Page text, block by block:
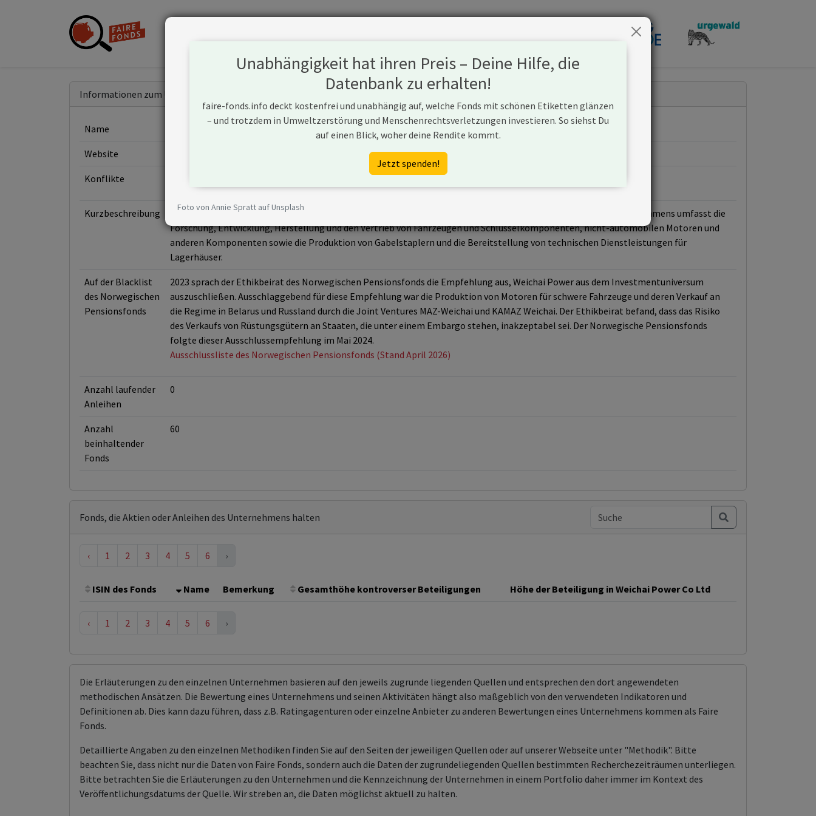
Informationen zum Unternehmen
Name
Website
Konflikte
Kurzbeschreibung
Weichai Power Co Ltd (China) ist in der Herstellung von Transportausrüstung tätig. Das Hauptgeschäft des Unternehmens umfasst die
Forschung, Entwicklung, Herstellung und den Vertrieb von Fahrzeugen und Schlüsselkomponenten, nicht-automobilen Motoren und
anderen Komponenten sowie die Produktion von Gabelstaplern und die Bereitstellung von technischen Dienstleistungen für
Lagerhäuser.
Auf der Blacklist
des Norwegischen
Pensionsfonds
2023 sprach der Ethikbeirat des Norwegischen Pensionsfonds die Empfehlung aus, Weichai Power aus dem Investmentuniversum
auszuschließen. Ausschlaggebend für diese Empfehlung war die Produktion von Motoren für schwere Fahrzeuge und deren Verkauf an
die Regime in Belarus und Russland durch die Joint Ventures MAZ-Weichai und KAMAZ Weichai. Der Ethikbeirat befand, dass das Risiko
des Verkaufs von Rüstungsgütern an Staaten, die unter einem Embargo stehen, inakzeptabel sei. Der Norwegische Pensionsfonds
folgte dieser Ausschlussempfehlung im Mai 2024.
Ausschlussliste des Norwegischen Pensionsfonds (Stand April 2026)
Anzahl laufender
Anleihen
0
Anzahl
beinhaltender
Fonds
60
Fonds, die Aktien oder Anleihen des Unternehmens halten
‹ 1 2 3 4 5 6 ›
ISIN des Fonds Name Bemerkung Gesamthöhe kontroverser Beteiligungen Höhe der Beteiligung in Weichai Power Co Ltd
‹ 1 2 3 4 5 6 ›
Die Erläuterungen zu den einzelnen Unternehmen basieren auf den jeweils zugrunde liegenden Quellen und entsprechen den dort angewendeten
methodischen Ansätzen. Die Bewertung eines Unternehmens und seinen Aktivitäten hängt also maßgeblich von den verwendeten Indikatoren und
Definitionen ab. Dies kann dazu führen, dass z.B. Ratingagenturen oder einzelne Anbieter zu anderen Bewertungen eines Unternehmens kommen als Faire
Fonds.
Detaillierte Angaben zu den einzelnen Methodiken finden Sie auf den Seiten der jeweiligen Quellen oder auf unserer Webseite unter "Methodik". Bitte
beachten Sie, dass nicht nur die Daten von Faire Fonds, sondern auch die Daten der zugrundeliegenden Quellen bestimmten Recherchezeiträumen unterliegen.
Bitte betrachten Sie die Erläuterungen zu den Unternehmen und die Kennzeichnung der Unternehmen in einem Portfolio daher immer im Kontext des
Veröffentlichungsdatums der Quelle. Wir streben an, die Daten möglichst aktuell zu halten.
Unabhängigkeit hat ihren Preis – Deine Hilfe, die
Datenbank zu erhalten!
faire-fonds.info deckt kostenfrei und unabhängig auf, welche Fonds mit schönen Etiketten glänzen
– und trotzdem in Umweltzerstörung und Menschenrechtsverletzungen investieren. So siehst Du
auf einen Blick, woher deine Rendite kommt.
Jetzt spenden!
Foto von Annie Spratt auf Unsplash